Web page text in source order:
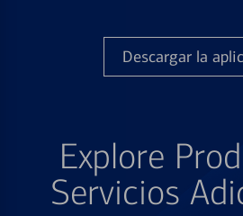
Descargar la
Explore
Servicios